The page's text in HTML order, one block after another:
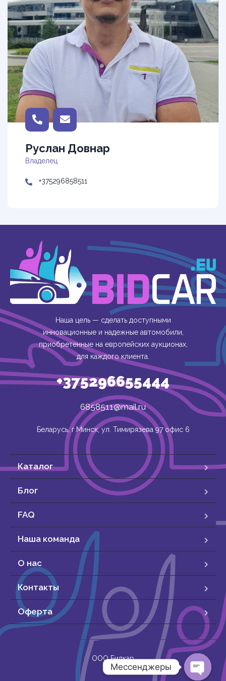
Руслан Довнар
Владелец
+375296858511
Наша цель — сделать доступными
инновационные и надежные автомобили,
приобретенные на европейских аукционах,
для каждого клиента.
+375296655444
6858511@mail.ru
Беларусь, г.Минск, ул. Тимирязева 97 офис 6
Каталог
Блог
FAQ
Наша команда
О нас
Контакты
Оферта
ООО Бидкар
Мессенджеры